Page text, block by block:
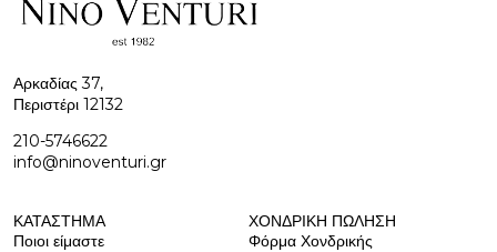
Αρκαδίας 37,
Περιστέρι 12132
210-5746622
info@ninoventuri.gr
ΚΑΤΆΣΤΗΜΑ
Ποιοι είμαστε
ΧΟΝΔΡΙΚΉ ΠΩΛΗΣΗ
Φόρμα Χονδρικής